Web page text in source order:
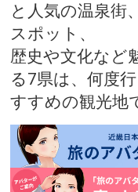
と人気の温泉街
スポット、
歴史や文化など
る7県は、何度
すすめの観光地